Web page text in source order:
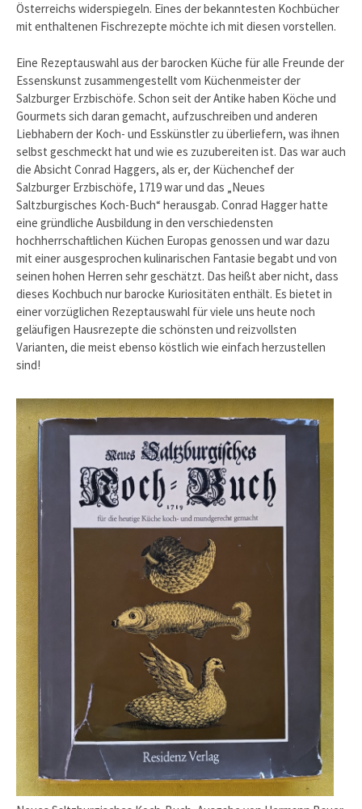
Österreichs widerspiegeln. Eines der bekanntesten Kochbücher
mit enthaltenen Fischrezepte möchte ich mit diesen vorstellen.
Eine Rezeptauswahl aus der barocken Küche für alle Freunde der
Essenskunst zusammengestellt vom Küchenmeister der
Salzburger Erzbischöfe. Schon seit der Antike haben Köche und
Gourmets sich daran gemacht, aufzuschreiben und anderen
Liebhabern der Koch- und Esskünstler zu überliefern, was ihnen
selbst geschmeckt hat und wie es zuzubereiten ist. Das war auch
die Absicht Conrad Haggers, als er, der Küchenchef der
Salzburger Erzbischöfe, 1719 war und das „Neues
Saltzburgisches Koch-Buch“ herausgab. Conrad Hagger hatte
eine gründliche Ausbildung in den verschiedensten
hochherrschaftlichen Küchen Europas genossen und war dazu
mit einer ausgesprochen kulinarischen Fantasie begabt und von
seinen hohen Herren sehr geschätzt. Das heißt aber nicht, dass
dieses Kochbuch nur barocke Kuriositäten enthält. Es bietet in
einer vorzüglichen Rezeptauswahl für viele uns heute noch
geläufigen Hausrezepte die schönsten und reizvollsten
Varianten, die meist ebenso köstlich wie einfach herzustellen
sind!